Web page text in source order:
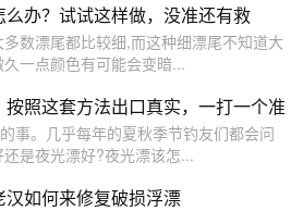
办？试试这样做，没准还有救
数漂尾都比较细,而这种细漂尾不知道大
一点颜色有可能会变暗...
照这套方法出口真实，一打一个准
事。几乎每年的夏秋季节钓友们都会问
是夜光漂好?夜光漂该怎...
如何来修复破损浮漂